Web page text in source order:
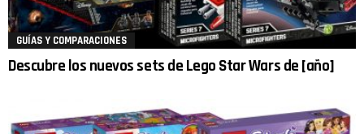
GUÍAS Y COMPARACIONES
Descubre los nuevos sets de Lego Star Wars de [año]